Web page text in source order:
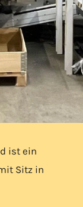
ist ein
Sitz in